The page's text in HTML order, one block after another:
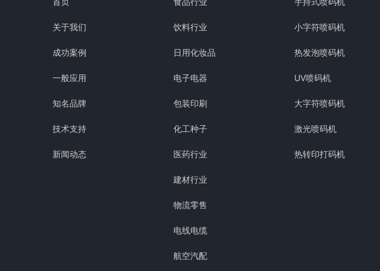
关于我们
成功案例
一般应用
知名品牌
技术支持
新闻动态
饮料行业
日用化妆品
电子电器
包装印刷
化工种子
医药行业
建材行业
物流零售
电线电缆
航空汽配
小字符喷码机
热发泡喷码机
UV喷码机
大字符喷码机
激光喷码机
热转印打码机